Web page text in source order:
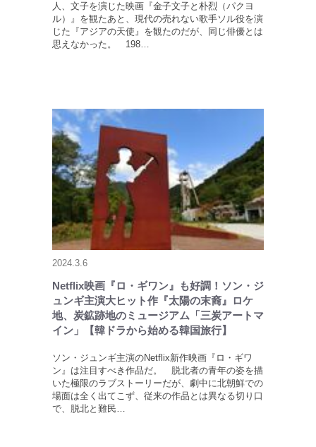
人、文子を演じた映画『金子文子と朴烈（パクヨ
ル）』を観たあと、現代の売れない歌手ソル役を演
じた『アジアの天使』を観たのだが、同じ俳優とは
思えなかった。 198…
2024.3.6
Netflix映画『ロ・ギワン』も好調！ソン・ジ
ュンギ主演大ヒット作『太陽の末裔』ロケ
地、炭鉱跡地のミュージアム「三炭アートマ
イン」【韓ドラから始める韓国旅行】
ソン・ジュンギ主演のNetflix新作映画『ロ・ギワ
ン』は注目すべき作品だ。 脱北者の青年の姿を描
いた極限のラブストーリーだが、劇中に北朝鮮での
場面は全く出てこず、従来の作品とは異なる切り口
で、脱北と難民…